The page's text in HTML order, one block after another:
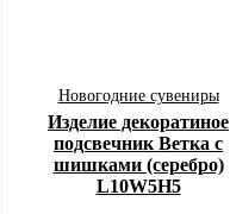
Новогодние сувениры
Изделие декоратиное
подсвечник Ветка с
шишками (серебро)
L10W5H5